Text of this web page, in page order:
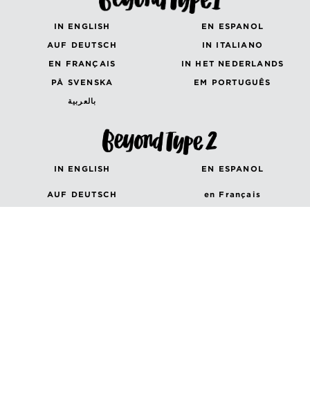
IN ENGLISH
EN ESPANOL
AUF DEUTSCH
IN ITALIANO
EN FRANÇAIS
IN HET NEDERLANDS
PÅ SVENSKA
EM PORTUGUÊS
بالعربية
IN ENGLISH EN ESPANOL
AUF DEUTSCH
en Français